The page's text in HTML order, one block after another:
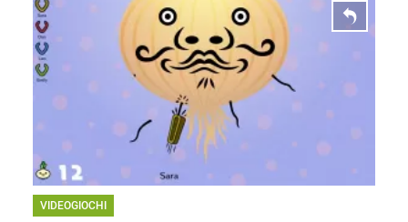
VIDEOGIOCHI